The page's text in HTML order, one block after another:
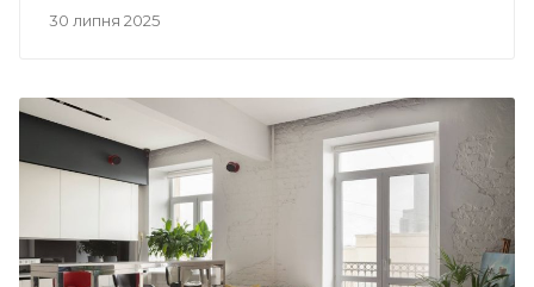
30 липня 2025